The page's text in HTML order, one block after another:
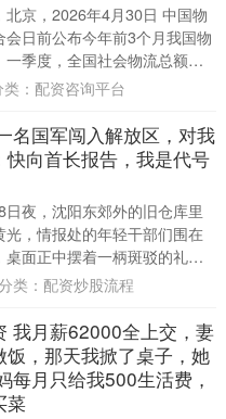
北京，2026年4月30日 中国物
会日前公布今年前3个月我国物
一季度，全国社会物流总额
可比价格计算，同比增....
： 配资咨询平台
名国军闯入解放区，对我
快向首长报告，我是代号
夜，沈阳东郊外的旧仓库里
光，情报处的年轻干部们围在
桌面正中摆着一柄斑驳的礼
声嘀咕：“听说这剑的主人当
类： 配资炒股流程
我月薪62000全上交，妻
饭，那天我掀了桌子，她
每月只给我500生活费，
菜